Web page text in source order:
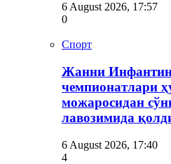
6 August 2026, 17:57
0
Спорт
Жанни
чемпионатлари
можаросидан
лавозимида
6 August 2026, 17:40
4